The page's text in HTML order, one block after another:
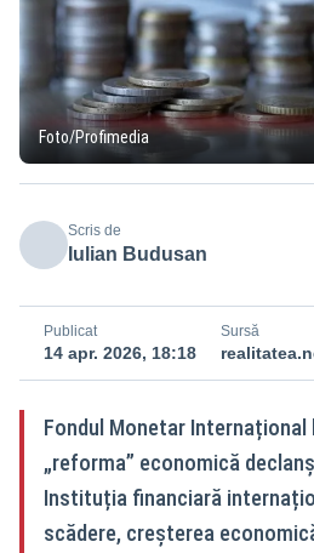
Foto/Profimedia
Scris de
Iulian Budusan
Publicat
14 apr. 2026, 18:18
Sursă
Fondul Monetar
„reforma” economică
Instituția financiară
scădere, creșterea